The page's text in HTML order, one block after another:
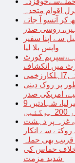
اقوام متحدہ
کر آنسو آ جاتے
ہیں، روسی صدر
سے اپنا سفیر
واپس بلا لیا
کورٹ
میں انکشاف
پر روک دینی
امریکی صدر
اسرائیل نے غزہ کو چاروں طرف سے گھیرلیا، شہادتیں 9
غزہ پر دہشت
سے انکار
قریب بھی حملہ
خلاف حماس کی